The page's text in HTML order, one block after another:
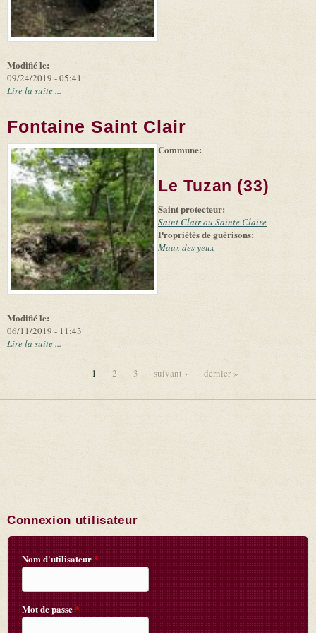
Modifié le:
09/24/2019 - 05:41
Lire la suite ...
Fontaine Saint Clair
-
Leaflet (link is
|
Tiles
(link is
external)
©
Microsoft
and
suppliers
Modifié le:
06/11/2019 - 11:43
Commune:
Le Tuzan (33)
Saint protecteur:
Saint Clair ou Sainte Claire
Propriétés de guérisons:
Maux des yeux
Lire la suite ...
Pages
1 2 3 suivant › dernier »
Connexion utilisateur
Nom d'utilisateur*
Mot de passe*